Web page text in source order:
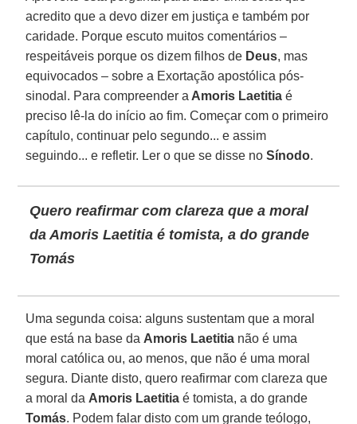
acredito que a devo dizer em justiça e também por
caridade. Porque escuto muitos comentários –
respeitáveis porque os dizem filhos de Deus, mas
equivocados – sobre a Exortação apostólica pós-
sinodal. Para compreender a Amoris Laetitia é
preciso lê-la do início ao fim. Começar com o primeiro
capítulo, continuar pelo segundo... e assim
seguindo... e refletir. Ler o que se disse noSínodo.
Quero reafirmar com clareza que a moral
da Amoris Laetitia é tomista, a do grande
Tomás
Uma segunda coisa: alguns sustentam que a moral
que está na base da Amoris Laetitia não é uma
moral católica ou, ao menos, que não é uma moral
segura. Diante disto, quero reafirmar com clareza que
a moral da Amoris Laetitia é tomista, a do grande
Tomás. Podem falar disto com um grande teólogo,